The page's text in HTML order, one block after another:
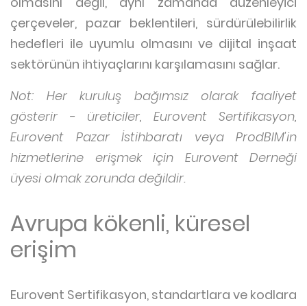
çerçeveler, pazar beklentileri, sürdürülebilirlik
hedefleri ile uyumlu olmasını ve dijital inşaat
sektörünün ihtiyaçlarını karşılamasını sağlar.
Not: Her kuruluş bağımsız olarak faaliyet
gösterir - üreticiler, Eurovent Sertifikasyon,
Eurovent Pazar İstihbaratı veya ProdBIM'in
hizmetlerine erişmek için Eurovent Derneği
üyesi olmak zorunda değildir.
Avrupa kökenli, küresel
erişim
Eurovent Sertifikasyon, standartlara ve kodlara